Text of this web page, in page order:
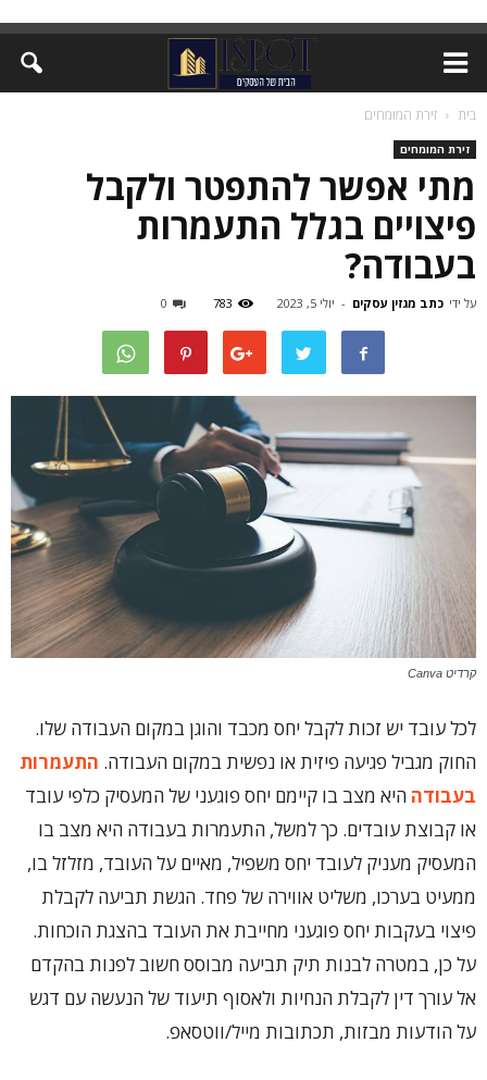
בית זירת המומחים
זירת המומחים
מתי אפשר להתפטר ולקבל
פיצויים בגלל התעמרות
בעבודה?
על ידי כתב מגזין עסקים - יולי 5, 2023 783
0
קרדיט Canva
לכל עובד יש זכות לקבל יחס מכבד והוגן במקום העבודה שלו.
החוק מגביל פגיעה פיזית או נפשית במקום העבודה. התעמרות
בעבודה היא מצב בו קיימם יחס פוגעני של המעסיק כלפי עובד
או קבוצת עובדים. כך למשל, התעמרות בעבודה היא מצב בו
המעסיק מעניק לעובד יחס משפיל, מאיים על העובד, מזלזל בו,
ממעיט בערכו, משליט אווירה של פחד. הגשת תביעה לקבלת
פיצוי בעקבות יחס פוגעני מחייבת את העובד בהצגת הוכחות.
על כן, במטרה לבנות תיק תביעה מבוסס חשוב לפנות בהקדם
אל עורך דין לקבלת הנחיות ולאסוף תיעוד של הנעשה עם דגש
על הודעות מבזות, תכתובות מייל/ווטסאפ.